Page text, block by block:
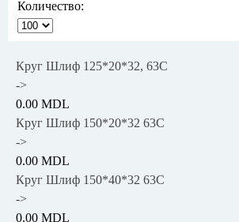
Количество:
Круг Шлиф 125*20*32, 63С
->
0.00 MDL
Круг Шлиф 150*20*32 63С
->
0.00 MDL
Круг Шлиф 150*40*32 63С
->
0.00 MDL